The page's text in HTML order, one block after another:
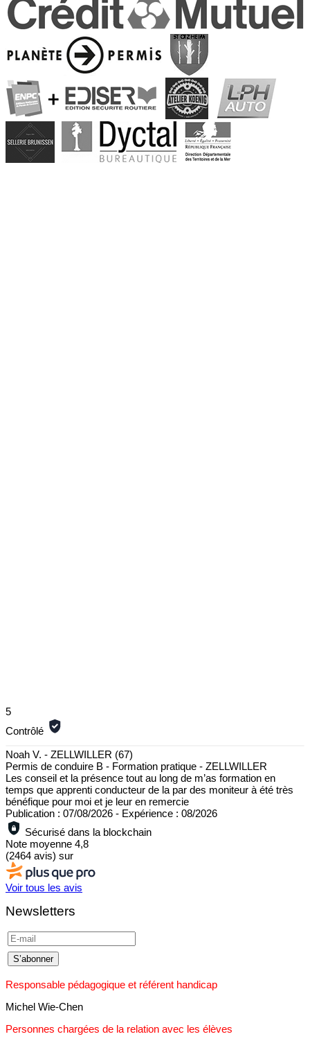
5
Contrôlé
Noah V. - ZELLWILLER (67)
Permis de conduire B - Formation pratique - ZELLWILLER
Les conseil et la présence tout au long de m’as formation en
temps que apprenti conducteur de la par des moniteur à été très
bénéfique pour moi et je leur en remercie
Publication : 07/08/2026 - Expérience : 08/2026
Sécurisé dans la blockchain
Note moyenne 4,8
(2464 avis) sur
Voir tous les avis
Newsletters
Responsable pédagogique et référent handicap
Michel Wie-Chen
Personnes chargées de la relation avec les élèves